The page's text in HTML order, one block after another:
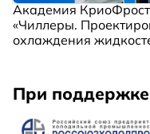
Академия КриоФрост
«Чиллеры.
охлаждения
При поддержке